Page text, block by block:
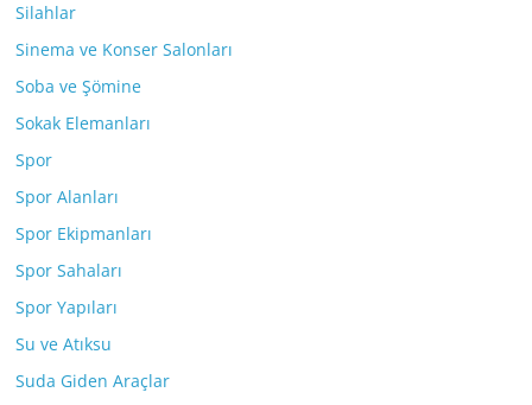
Silahlar
Sinema ve Konser Salonları
Soba ve Şömine
Sokak Elemanları
Spor
Spor Alanları
Spor Ekipmanları
Spor Sahaları
Spor Yapıları
Su ve Atıksu
Suda Giden Araçlar